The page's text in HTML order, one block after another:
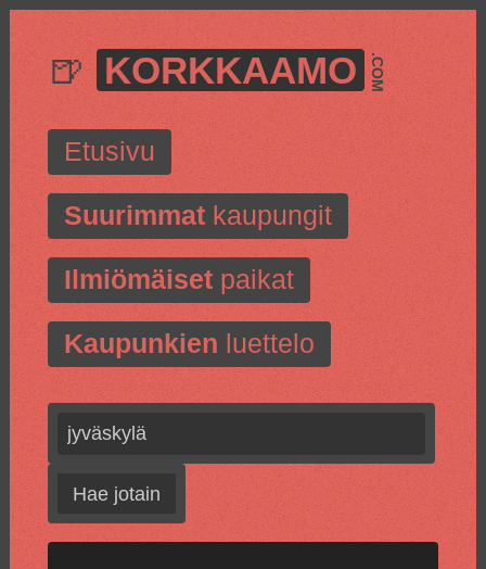
🍺 KORKKAAMO .COM
Etusivu
Suurimmatkaupungit
Ilmiömäisetpaikat
Kaupunkien luettelo
Hae jotain